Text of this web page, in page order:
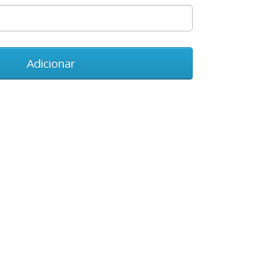
Adicionar